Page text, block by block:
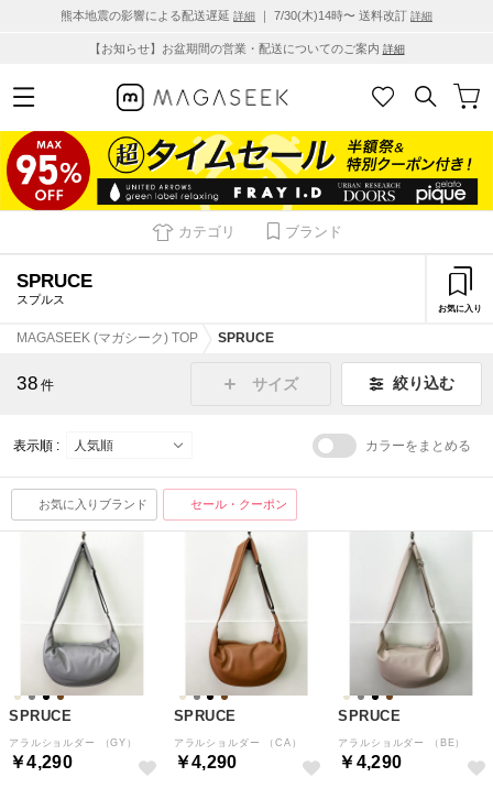
熊本地震の影響による配送遅延 詳細 ｜ 7/30(木)14時〜 送料改訂 詳細
【お知らせ】お盆期間の営業・配送についてのご案内 詳細
カテゴリ ブランド
SPRUCE
スプルス
お気に入り
MAGASEEK (マガシーク) TOP SPRUCE
38 件 サイズ 絞り込む
表示順 : カラーをまとめる
お気に入りブランド セール・クーポン
SPRUCE
アラルショルダー （GY）
￥4,290
SPRUCE
アラルショルダー （CA）
￥4,290
SPRUCE
アラルショルダー （BE）
￥4,290